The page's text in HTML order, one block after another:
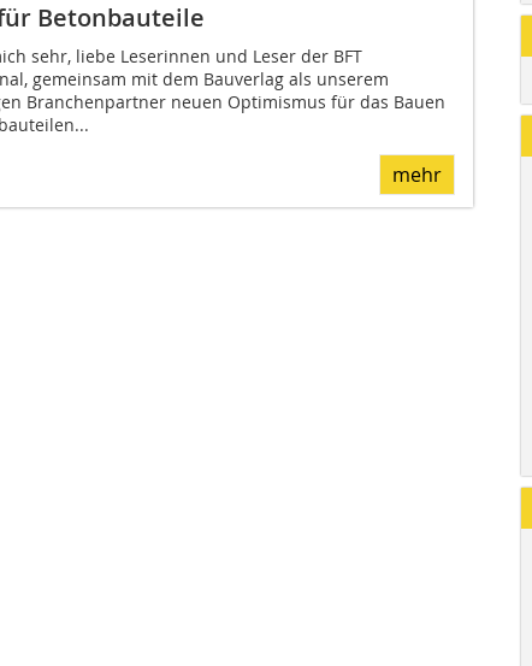
Betonbauteile
sehr, liebe Leserinnen und Leser der BFT
gemeinsam mit dem Bauverlag als unserem
Branchenpartner neuen Optimismus für das Bauen
mehr